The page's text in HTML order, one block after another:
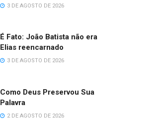
3 DE AGOSTO DE 2026
É Fato: João Batista não era
Elias reencarnado
3 DE AGOSTO DE 2026
Como Deus Preservou Sua
Palavra
2 DE AGOSTO DE 2026